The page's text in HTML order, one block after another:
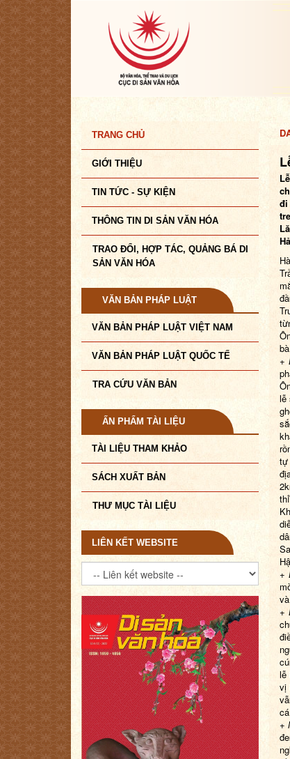
TRANG CHỦ
GIỚI THIỆU
TIN TỨC - SỰ KIỆN
THÔNG TIN DI SẢN VĂN HÓA
TRAO ĐỔI, HỢP TÁC, QUẢNG BÁ DI
SẢN VĂN HÓA
VĂN BẢN PHÁP LUẬT
VĂN BẢN PHÁP LUẬT VIỆT NAM
VĂN BẢN PHÁP LUẬT QUỐC TẾ
TRA CỨU VĂN BẢN
ẤN PHẨM TÀI LIỆU
TÀI LIỆU THAM KHẢO
SÁCH XUẤT BẢN
THƯ MỤC TÀI LIỆU
LIÊN KẾT WEBSITE
đi
+
lễ
tự
+
+
lễ
vị
+